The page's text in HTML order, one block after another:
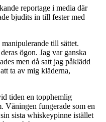
reportage i media där
bjudits in till fester med
till sättet.
ögon. Jag var ganska
men då satt jag påklädd
ta av mig kläderna,
tiden en topphemlig
Våningen fungerade som en
sista whiskeypinne istället